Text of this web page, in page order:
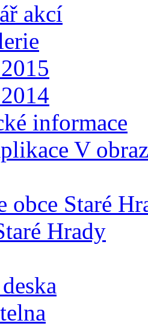
akcí
informace
V
obce Staré
Hrady